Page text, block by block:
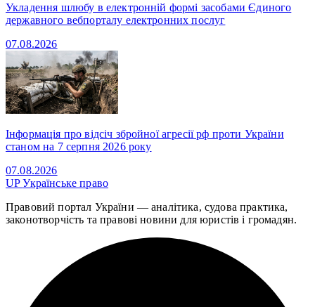
Укладення шлюбу в електронній формі засобами Єдиного
державного вебпорталу електронних послуг
07.08.2026
Інформація про відсіч збройної агресії рф проти України
станом на 7 серпня 2026 року
07.08.2026
UPУкраїнське право
Правовий портал України — аналітика, судова практика,
законотворчість та правові новини для юристів і громадян.